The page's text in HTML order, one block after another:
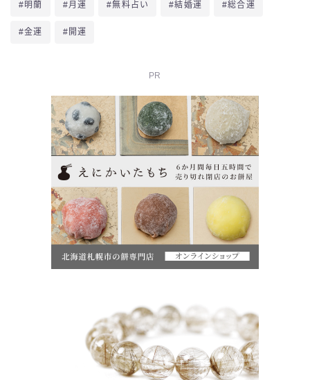
#明蘭 #月運 #無料占い #結婚運 #総合運
#金運 #開運
PR